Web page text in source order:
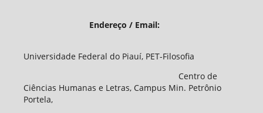
Endereço / Email:
Universidade Federal do Piauí, PET-Filosofia
Centro de
Ciências Humanas e Letras, Campus Min. Petrônio
Portela,